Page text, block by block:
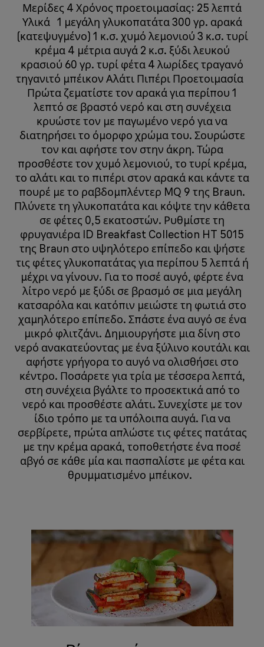
Μερίδες 4 Χρόνος προετοιμασίας: 25 λεπτά
Υλικά 1 μεγάλη γλυκοπατάτα 300 γρ. αρακά
(κατεψυγμένο) 1 κ.σ. χυμό λεμονιού 3 κ.σ. τυρί
κρέμα 4 μέτρια αυγά 2 κ.σ. ξύδι λευκού
κρασιού 60 γρ. τυρί φέτα 4 λωρίδες τραγανό
τηγανιτό μπέικον Αλάτι Πιπέρι Προετοιμασία
Πρώτα ζεματίστε τον αρακά για περίπου 1
λεπτό σε βραστό νερό και στη συνέχεια
κρυώστε τον με παγωμένο νερό για να
διατηρήσει το όμορφο χρώμα του. Σουρώστε
τον και αφήστε τον στην άκρη. Τώρα
προσθέστε τον χυμό λεμονιού, το τυρί κρέμα,
το αλάτι και το πιπέρι στον αρακά και κάντε τα
πουρέ με το ραβδομπλέντερ MQ 9 της Braun.
Πλύνετε τη γλυκοπατάτα και κόψτε την κάθετα
σε φέτες 0,5 εκατοστών. Ρυθμίστε τη
φρυγανιέρα ID Breakfast Collection HT 5015
της Braun στο υψηλότερο επίπεδο και ψήστε
τις φέτες γλυκοπατάτας για περίπου 5 λεπτά ή
μέχρι να γίνουν. Για το ποσέ αυγό, φέρτε ένα
λίτρο νερό με ξύδι σε βρασμό σε μια μεγάλη
κατσαρόλα και κατόπιν μειώστε τη φωτιά στο
χαμηλότερο επίπεδο. Σπάστε ένα αυγό σε ένα
μικρό φλιτζάνι. Δημιουργήστε μια δίνη στο
νερό ανακατεύοντας με ένα ξύλινο κουτάλι και
αφήστε γρήγορα το αυγό να ολισθήσει στο
κέντρο. Ποσάρετε για τρία με τέσσερα λεπτά,
στη συνέχεια βγάλτε το προσεκτικά από το
νερό και προσθέστε αλάτι. Συνεχίστε με τον
ίδιο τρόπο με τα υπόλοιπα αυγά. Για να
σερβίρετε, πρώτα απλώστε τις φέτες πατάτας
με την κρέμα αρακά, τοποθετήστε ένα ποσέ
αβγό σε κάθε μία και πασπαλίστε με φέτα και
θρυμματισμένο μπέικον. ​​​​​​​ ​​​​​​​